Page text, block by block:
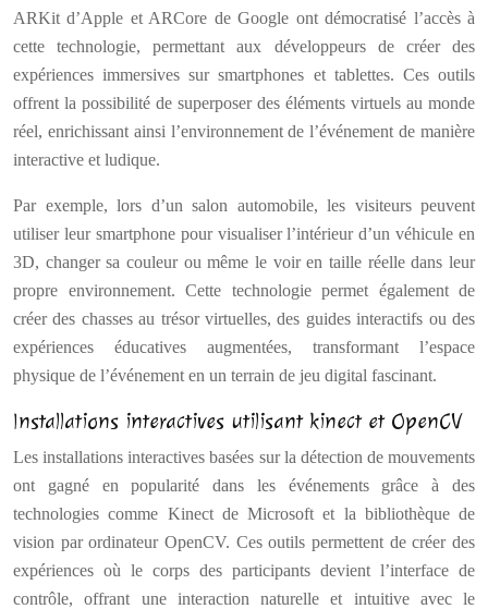
ARKit d’Apple et ARCore de Google ont démocratisé l’accès à
cette technologie, permettant aux développeurs de créer des
expériences immersives sur smartphones et tablettes. Ces outils
offrent la possibilité de superposer des éléments virtuels au monde
réel, enrichissant ainsi l’environnement de l’événement de manière
interactive et ludique.
Par exemple, lors d’un salon automobile, les visiteurs peuvent
utiliser leur smartphone pour visualiser l’intérieur d’un véhicule en
3D, changer sa couleur ou même le voir en taille réelle dans leur
propre environnement. Cette technologie permet également de
créer des chasses au trésor virtuelles, des guides interactifs ou des
expériences éducatives augmentées, transformant l’espace
physique de l’événement en un terrain de jeu digital fascinant.
Installations interactives utilisant kinect et OpenCV
Les installations interactives basées sur la détection de mouvements
ont gagné en popularité dans les événements grâce à des
technologies comme Kinect de Microsoft et la bibliothèque de
vision par ordinateur OpenCV. Ces outils permettent de créer des
expériences où le corps des participants devient l’interface de
contrôle, offrant une interaction naturelle et intuitive avec le